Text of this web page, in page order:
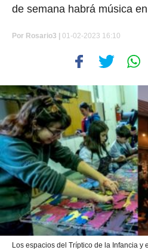
de semana habrá música
Por Rosario3 | 01-02-2023 16:10
Los espacios del Tríptico de la Infancia y